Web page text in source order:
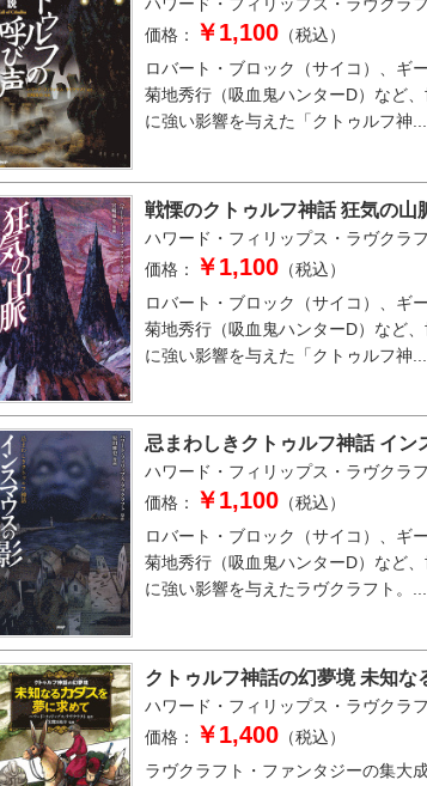
ハワード・フィリップス・ラヴクラ
価格：
￥1,100 （税込）
ロバート・ブロック（サイコ）、ギ
菊地秀行（吸血鬼ハンターD）など
に強い影響を与えた「クトゥルフ神...
戦慄のクトゥルフ神話 狂気の山
ハワード・フィリップス・ラヴクラ
価格：
￥1,100 （税込）
ロバート・ブロック（サイコ）、ギ
菊地秀行（吸血鬼ハンターD）など
に強い影響を与えた「クトゥルフ神...
忌まわしきクトゥルフ神話 イン
ハワード・フィリップス・ラヴクラ
価格：
￥1,100 （税込）
ロバート・ブロック（サイコ）、ギ
菊地秀行（吸血鬼ハンターD）など
に強い影響を与えたラヴクラフト。...
クトゥルフ神話の幻夢境 未知な
ハワード・フィリップス・ラヴクラ
価格：
￥1,400 （税込）
ラヴクラフト・ファンタジーの集大